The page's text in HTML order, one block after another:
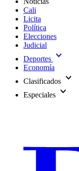
Cali
Licita
Política
Elecciones
Judicial
Deportes expand_more
Economía
Clasificados expand_more
Especiales expand_more